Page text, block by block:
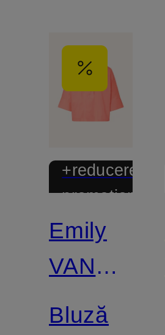
+reducere
promoțională
Emily
VAN
DEN
Bluză